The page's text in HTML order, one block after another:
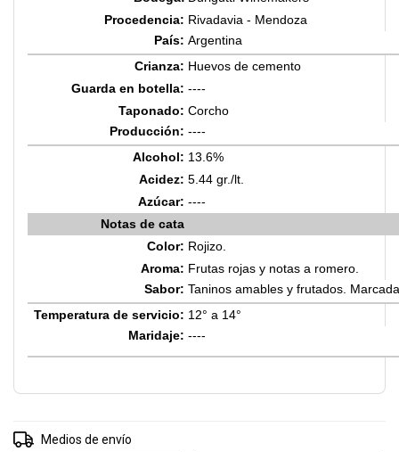
Procedencia: Rivadavia - Mendoza
País: Argentina
Crianza: Huevos de cemento
Guarda en botella: ----
Taponado: Corcho
Producción: ----
Alcohol: 13.6%
Acidez: 5.44 gr./lt.
Azúcar: ----
Notas de cata
Color: Rojizo.
Aroma: Frutas rojas y notas a romero.
Sabor: Taninos amables y frutados.
Temperatura de servicio: 12° a 14°
Maridaje: ----
Entregas para el CP:
Medios de envío